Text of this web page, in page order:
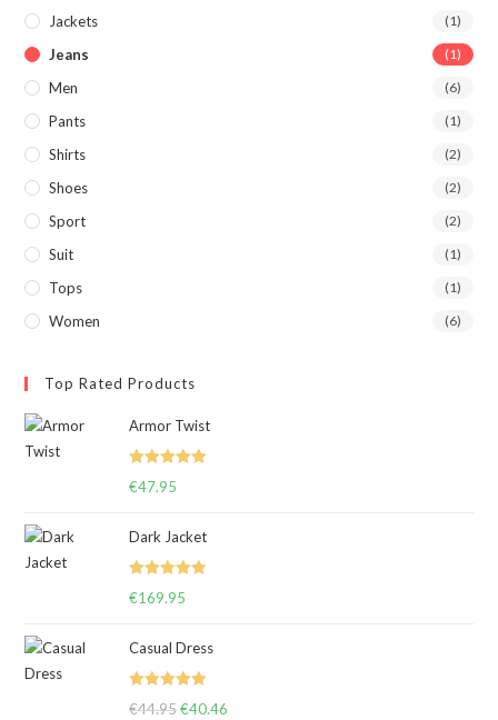
Jackets (1)
Jeans (1)
Men (6)
Pants (1)
Shirts (2)
Shoes (2)
Sport (2)
Suit (1)
Tops (1)
Women (6)
Top Rated Products
Armor Twist
Note5.00
€47.95
Dark Jacket
Note5.00
€169.95
Casual Dress
Note5.00
€44.95Le
€40.46